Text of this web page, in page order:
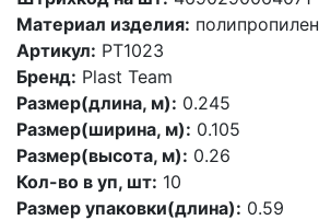
Материал изделия: полипропилен
Артикул: PT1023
Бренд: Plast Team
Размер(длина, м): 0.245
Размер(ширина, м): 0.105
Размер(высота, м): 0.26
Кол-во в уп, шт: 10
Размер упаковки(длина): 0.59